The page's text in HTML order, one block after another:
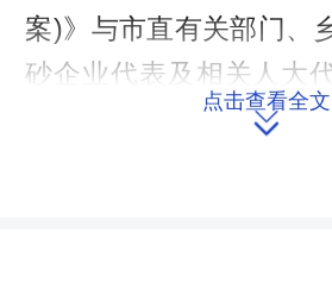
案)》与市直有关部门、
砂企业代表及相关人大
了意见，着重从目前工
点击查看全文
